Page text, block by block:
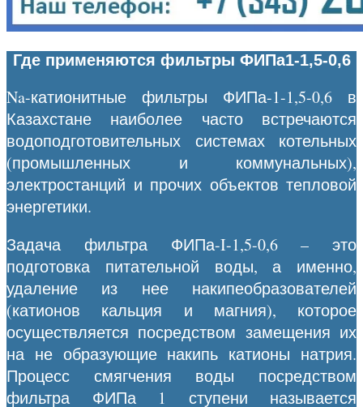
Где применяются фильтры ФИПа1-1,5-0,6
Na-катионитные фильтры ФИПа-1-1,5-0,6 в
Казахстане наиболее часто встречаются
водоподготовительных системах котельных
(промышленных и коммунальных),
электростанций и прочих объектов тепловой
энергетики.
Задача фильтра ФИПа-I-1,5-0,6 – это
подготовка питательной воды, а именно,
удаление из нее накипеобразователей
(катионов кальция и магния), которое
осуществляется посредством замещения их
на не образующие накипь катионы натрия.
Процесс смягчения воды посредством
фильтра ФИПа 1 ступени называется